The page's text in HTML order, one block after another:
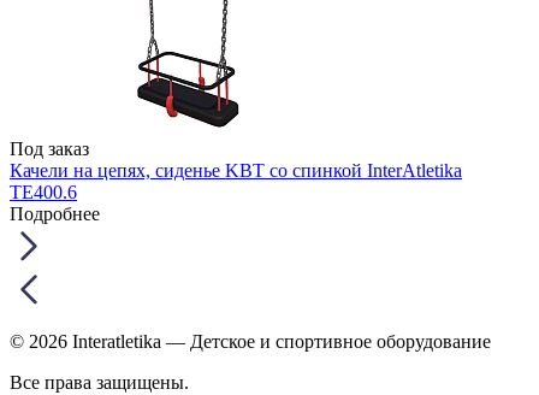
Под заказ
Качели на цепях, сиденье KBT со спинкой InterAtletika
TE400.6
Подробнее
© 2026 Interatletika — Детское и спортивное оборудование
Все права защищены.